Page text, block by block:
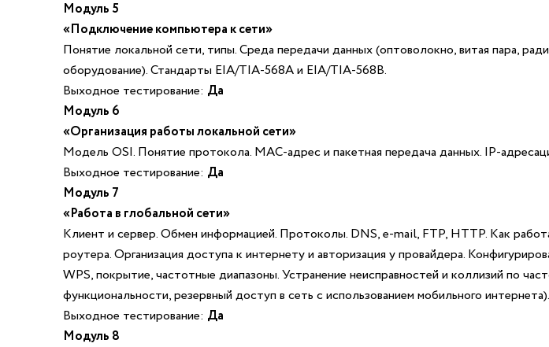
Модуль 5
«Подключение компьютера к сети»
Понятие локальной сети, типы. Среда передачи данных (оптоволокно, витая пара,
оборудование). Стандарты EIA/TIA-568A и EIA/TIA-568В.
Выходное тестирование: Да
Модуль 6
«Организация работы локальной сети»
Модель OSI. Понятие протокола. MAC-адрес и пакетная передача данных. IP-
Выходное тестирование: Да
Модуль 7
«Работа в глобальной сети»
Клиент и сервер. Обмен информацией. Протоколы. DNS, e-mail, FTP, HTTP. Как
роутера. Организация доступа к интернету и авторизация у провайдера.
WPS, покрытие, частотные диапазоны. Устранение неисправностей и коллизий по
функциональности, резервный доступ в сеть с использованием мобильного интернета).
Выходное тестирование: Да
Модуль 8